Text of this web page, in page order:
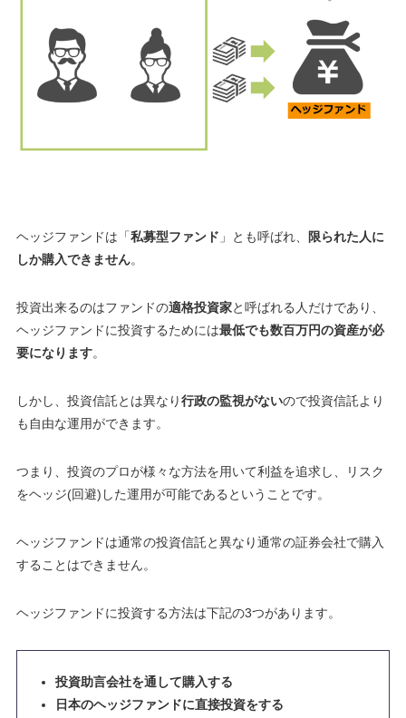
ヘッジファンドは「私募型ファンド 」とも呼ばれ、 限られた人に
しか購入できません。
投資出来るのはファンドの適格投資家と呼ばれる人だけであり、
ヘッジファンドに投資するためには最低でも数百万円の資産が必
要になります。
しかし、投資信託とは異なり行政の監視がないので投資信託より
も自由な運用ができます。
つまり、投資のプロが様々な方法を用いて利益を追求し、リスク
をヘッジ(回避)した運用が可能であるということです。
ヘッジファンドは通常の投資信託と異なり通常の証券会社で購入
することはできません。
ヘッジファンドに投資する方法は下記の3つがあります。
投資助言会社を通して購入する
日本のヘッジファンドに直接投資をする